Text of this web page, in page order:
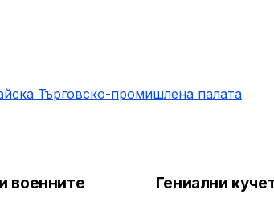
Търговско-промишлена палaта
Гениални
военните